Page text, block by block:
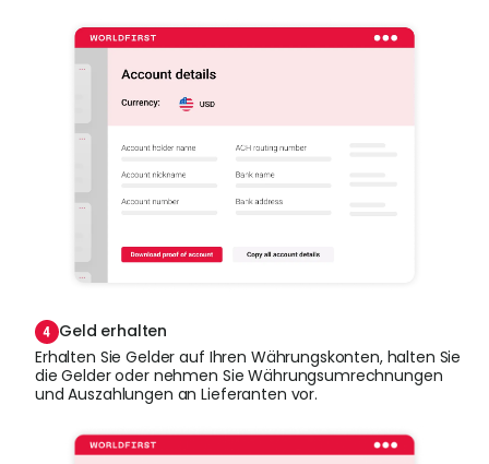
Geld erhalten
Erhalten Sie Gelder auf Ihren Währungskonten, halten Sie
die Gelder oder nehmen Sie Währungsumrechnungen
und Auszahlungen an Lieferanten vor.